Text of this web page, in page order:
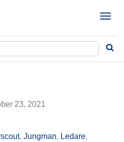
T
g
l
23, 2021
, Jungman, Ledare,